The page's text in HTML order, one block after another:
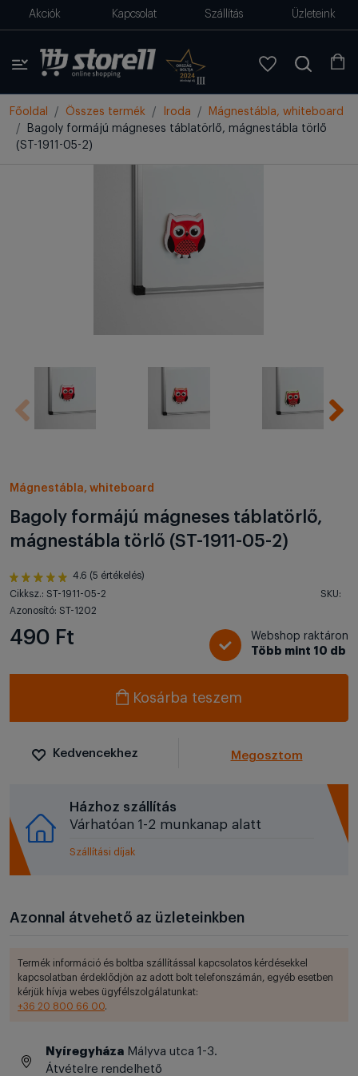
Akciók Kapcsolat Szállítás Üzleteink
Főoldal Összes termék Iroda
Mágnestábla, whiteboard
Bagoly formájú mágneses táblatörlő, mágnestábla törlő
(ST-1911-05-2)
Mágnestábla, whiteboard
Bagoly formájú mágneses táblatörlő,
mágnestábla törlő (ST-1911-05-2)
4.6 (5 értékelés)
Cikksz.: ST-1911-05-2
SKU:
Azonosító: ST-1202
490 Ft
Webshop raktáron
Több mint 10 db
Kosárba teszem
Kedvencekhez Megosztom
Házhoz szállítás
Várhatóan 1-2 munkanap alatt
Szállítási díjak
Azonnal átvehető az üzleteinkben
Termék információ és boltba szállítással kapcsolatos kérdésekkel
kapcsolatban érdeklődjön az adott bolt telefonszámán, egyéb esetben
kérjük hívja webes ügyfélszolgálatunkat:
+36 20 800 66 00.
Nyíregyháza Mályva utca 1-3.
Átvételre rendelhető